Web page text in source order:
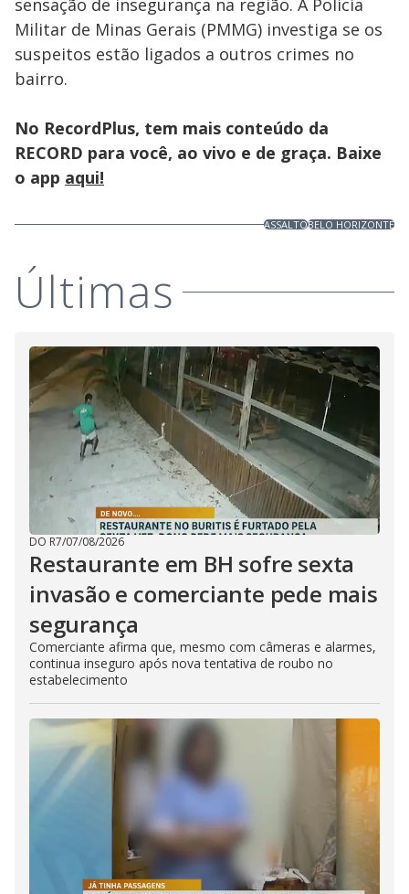
sensação de insegurança na região. A Polícia
Militar de Minas Gerais (PMMG) investiga se os
suspeitos estão ligados a outros crimes no
bairro.
No RecordPlus, tem mais conteúdo da
RECORD para você, ao vivo e de graça. Baixe
o app aqui!
ASSALTOBELO HORIZONTE
Últimas
DO R7/07/08/2026
Restaurante em BH sofre sexta
invasão e comerciante pede mais
segurança
Comerciante afirma que, mesmo com câmeras e alarmes,
continua inseguro após nova tentativa de roubo no
estabelecimento